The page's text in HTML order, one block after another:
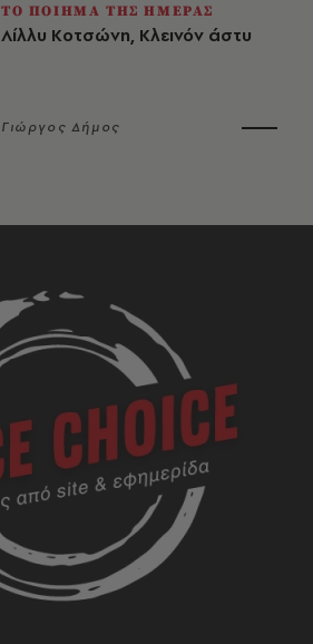
ΤΟ ΠΟΙΗΜΑ ΤΗΣ ΗΜΕΡΑΣ
Λίλλυ Κοτσώνη, Κλεινόν άστυ
Γιώργος Δήμος